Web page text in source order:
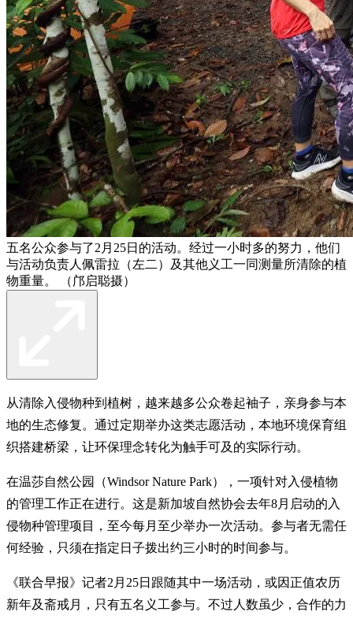
五名公众参与了2月25日的活动。经过一小时多的努力，他们
与活动负责人佩雷拉（左二）及其他义工一同测量所清除的植
物重量。 （邝启聪摄）
从清除入侵物种到植树，越来越多公众卷起袖子，亲身参与本
地的生态修复。通过定期举办这类志愿活动，本地环境保育组
织搭建桥梁，让环保理念转化为触手可及的实际行动。
在温莎自然公园（Windsor Nature Park），一项针对入侵植物
的管理工作正在进行。这是新加坡自然协会去年8月启动的入
侵物种管理项目，至今每月至少举办一次活动。参与者无需任
何经验，只须在指定日子拨出约三小时的时间参与。
《联合早报》记者2月25日跟随其中一场活动，或因正值农历
新年及斋戒月，只有五名义工参与。不过人数虽少，合作的力